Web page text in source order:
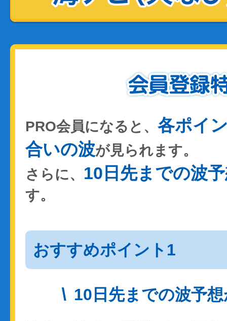
PRO会員になると、 各ポイ
合いの波が見られます。
さらに、 10日先までの波
す。
おすすめポイント1
10日先までの波予